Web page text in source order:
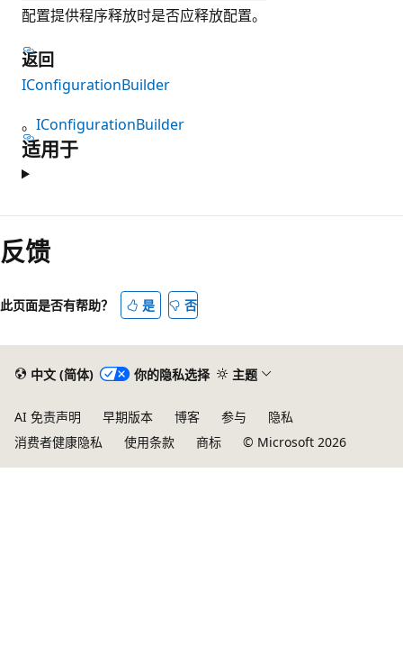
配置提供程序释放时是否应释放配置。
返回
IConfigurationBuilder
。 IConfigurationBuilder
适用于
反馈
此页面是否有帮助？ 是 否
中文 (简体) 你的隐私选择 主题
AI 免责声明 早期版本 博客 参与
隐私
消费者健康隐私
使用条款 商标 © Microsoft 2026